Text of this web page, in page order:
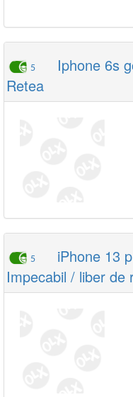
5
Iphone 6s
Retea
5
iPhone 13
Impecabil / liber de